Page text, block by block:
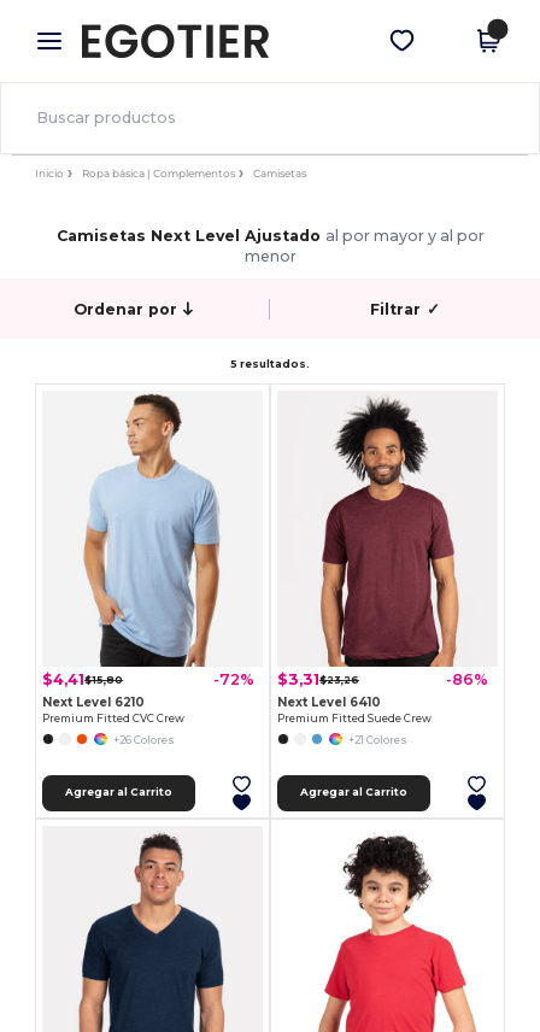
× App de Egotier
¡Mejores precios en app!
Descargar app
Inicio Ropa básica | Complementos Camisetas
Camisetas Next Level Ajustado al por mayor y al por
menor
Ordenar por Filtrar ✓
5 resultados.
$4,41$15,80 -72%
Next Level 6210
Premium Fitted CVC Crew
+26 Colores
Agregar al Carrito
$3,31$23,26 -86%
Next Level 6410
Premium Fitted Suede Crew
+21 Colores
Agregar al Carrito